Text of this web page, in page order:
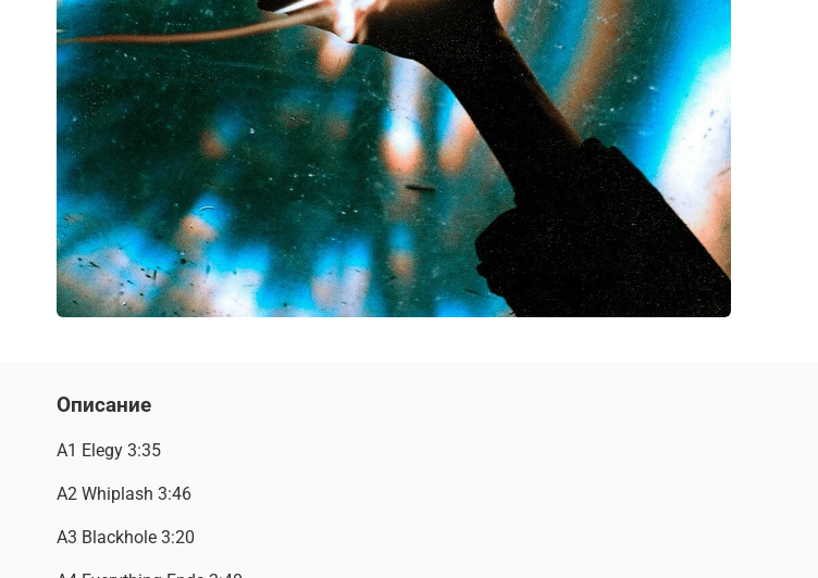
Описание
A1 Elegy 3:35
A2 Whiplash 3:46
A3 Blackhole 3:20